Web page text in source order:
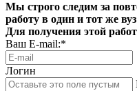
Мы строго следим за
работу в один и тот же
Для получения этой
Ваш E-mail:*
Логин